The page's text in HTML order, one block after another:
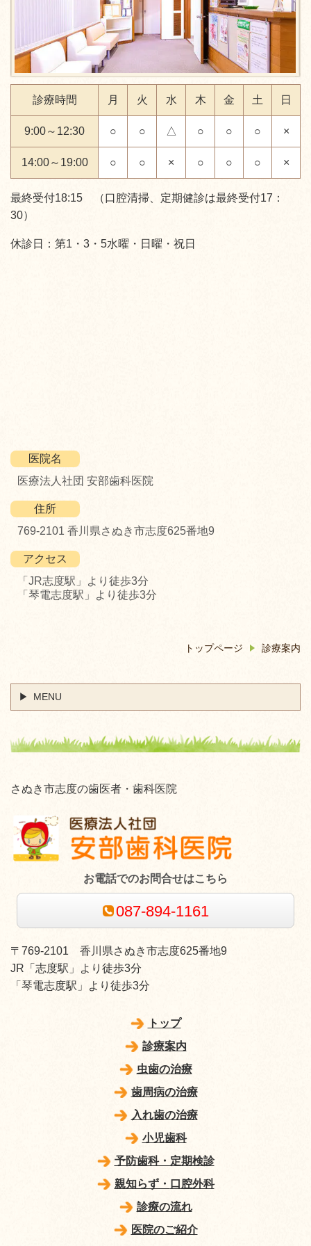
診療時間 月 火 水 木 金 土 日
9:00～12:30 ○ ○ △ ○ ○ ○ ×
14:00～19:00 ○ ○ × ○ ○ ○ ×
最終受付18:15 （口腔清掃、定期健診は最終受付17：
30）
休診日：第1・3・5水曜・日曜・祝日
医院名
医療法人社団 安部歯科医院
住所
769-2101 香川県さぬき市志度625番地9
アクセス
「JR志度駅」より徒歩3分
「琴電志度駅」より徒歩3分
トップページ 診療案内
MENU
さぬき市志度の歯医者・歯科医院
お電話でのお問合せはこちら
087-894-1161
〒769-2101 香川県さぬき市志度625番地9
JR「志度駅」より徒歩3分
「琴電志度駅」より徒歩3分
トップ
診療案内
虫歯の治療
歯周病の治療
入れ歯の治療
小児歯科
予防歯科・定期検診
親知らず・ 口腔外科
診療の流れ
医院のご紹介